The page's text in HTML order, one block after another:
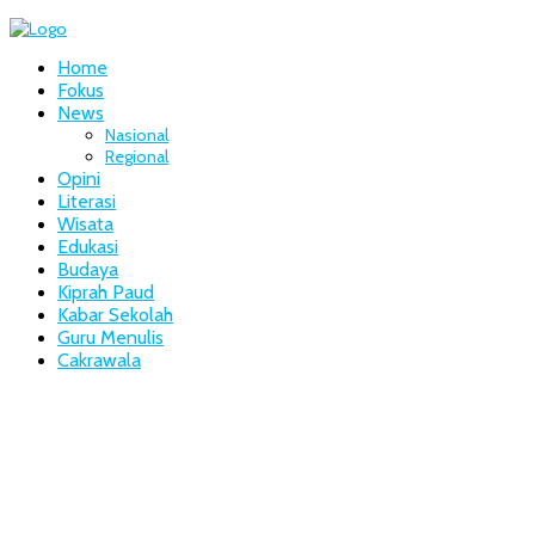
Home
Fokus
News
Nasional
Regional
Opini
Literasi
Wisata
Edukasi
Budaya
Kiprah Paud
Kabar Sekolah
Guru Menulis
Cakrawala